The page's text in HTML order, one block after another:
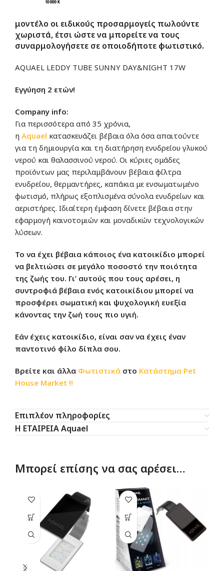
μοντέλο οι ειδικούς προσαρμογείς πωλούντε
χωριστά, έτσι ώστε να μπορείτε να τους
συναρμολογήσετε σε οποιοδήποτε φωτιστικό.
AQUAEL LEDDY TUBE SUNNY DAY&NIGHT 17W
Εγγύηση 2 ετών!
Company info:
Για περισσότερα από 35 χρόνια,
η Aquael κατασκευάζει βέβαια όλα όσα απαιτούντε
για τη δημιουργία και τη διατήρηση ενυδρείου γλυκού
νερού και θαλασσινού νερού. Οι κύριες ομάδες
προϊόντων μας περιλαμβάνουν βέβαια φίλτρα
ενυδρείου, θερμαντήρες, καπάκια με ενσωματωμένο
φωτισμό, πλήρως εξοπλισμένα σύνολα ενυδρείων και
αεριστήρες. Ιδιαίτερη έμφαση δίνετε βέβαια στην
εφαρμογή καινοτομιών και μοναδικών τεχνολογικών
λύσεων.
Το να έχει βέβαια κάποιος ένα κατοικίδιο μπορεί
να βελτιώσει σε μεγάλο ποσοστό την ποιότητα
της ζωής του. Γι’ αυτούς που τους αρέσει, η
συντροφιά βέβαια ενός κατοικίδιου μπορεί να
προσφέρει σωματική και ψυχολογική ευεξία
κάνοντας την ζωή τους πιο υγιή.
Εάν έχεις κατοικίδιο, είναι σαν να έχεις έναν
παντοτινό φίλο δίπλα σου.
Βρείτε και άλλα Φωτιστικά στο Κατάστημα Pet
House Market !!
Επιπλέον πληροφορίες
Η ΕΤΑΙΡΕΙΑ Aquael
Μπορεί επίσης να σας αρέσει…